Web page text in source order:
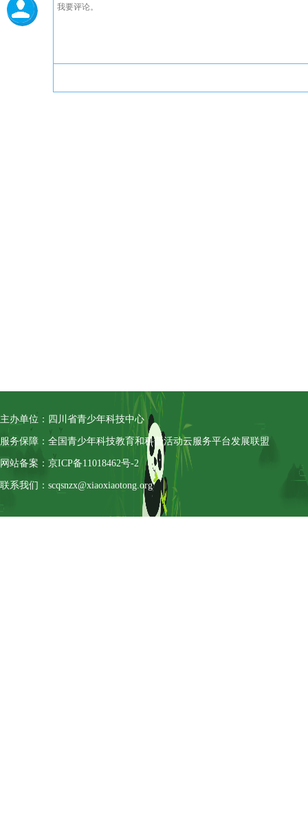
主办单位：四川省青少年科技中心
服务保障：全国青少年科技教育和科普活动云服务平台发展联盟
网站备案：京ICP备11018462号-2
联系我们：scqsnzx@xiaoxiaotong.org